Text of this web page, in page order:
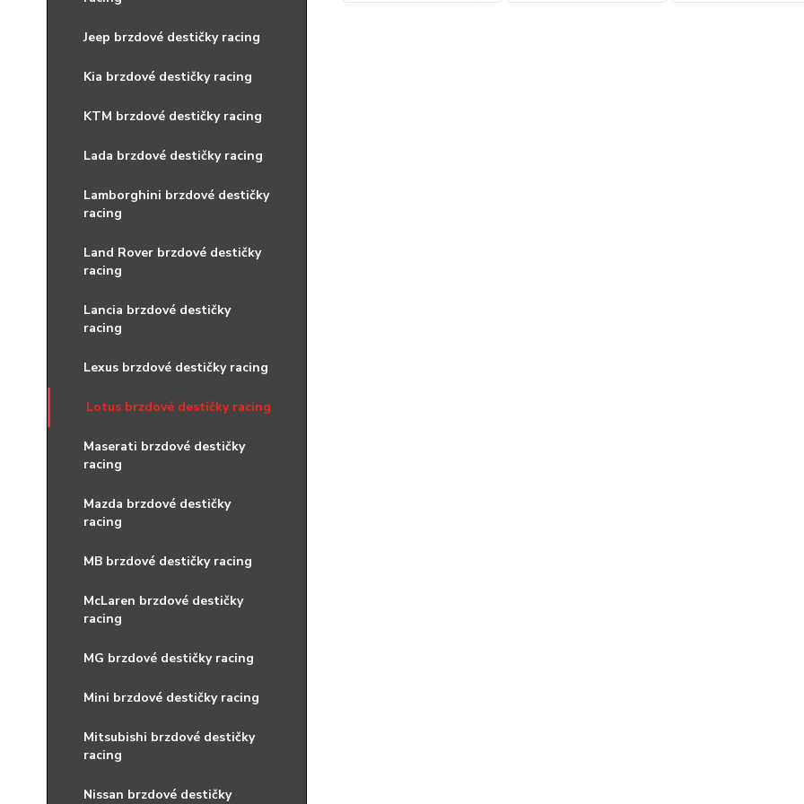
Jeep brzdové destičky racing
Kia brzdové destičky racing
KTM brzdové destičky racing
Lada brzdové destičky racing
Lamborghini brzdové destičky
racing
Land Rover brzdové destičky
racing
Lancia brzdové destičky
racing
Lexus brzdové destičky racing
Lotus brzdové destičky racing
Maserati brzdové destičky
racing
Mazda brzdové destičky
racing
MB brzdové destičky racing
McLaren brzdové destičky
racing
MG brzdové destičky racing
Mini brzdové destičky racing
Mitsubishi brzdové destičky
racing
Nissan brzdové destičky